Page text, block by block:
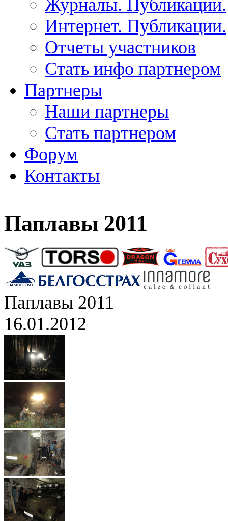
Журналы. Публикации.
Интернет. Публикации.
Отчеты участников
Стать инфо партнером
Партнеры
Наши партнеры
Стать партнером
Форум
Контакты
Паплавы 2011
Паплавы 2011
16.01.2012